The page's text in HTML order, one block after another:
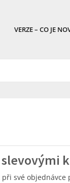
VERZE – CO JE
své objednávce